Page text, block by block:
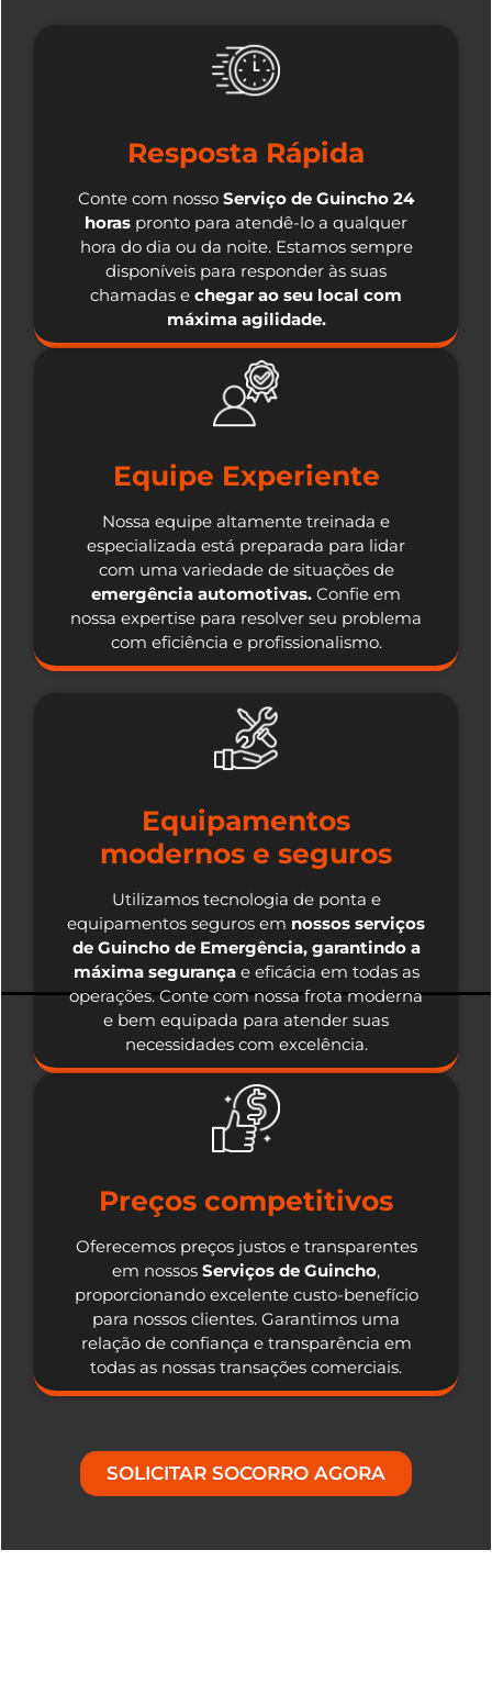
Resposta Rápida
Conte com nosso Serviço de Guincho 24
horas pronto para atendê-lo a qualquer
hora do dia ou da noite. Estamos sempre
disponíveis para responder às suas
chamadas e chegar ao seu local com
máxima agilidade.
Equipe Experiente
Nossa equipe altamente treinada e
especializada está preparada para lidar
com uma variedade de situações de
emergência automotivas. Confie em
nossa expertise para resolver seu problema
com eficiência e profissionalismo.
Equipamentos
modernos e seguros
Utilizamos tecnologia de ponta e
equipamentos seguros em nossos serviços
de Guincho de Emergência, garantindo a
máxima segurançae eficácia em todas as
operações. Conte com nossa frota moderna
e bem equipada para atender suas
necessidades com excelência.
Preços competitivos
Oferecemos preços justos e transparentes
em nossos Serviços de Guincho,
proporcionando excelente custo-benefício
para nossos clientes. Garantimos uma
relação de confiança e transparência em
todas as nossas transações comerciais.
SOLICITAR SOCORRO AGORA